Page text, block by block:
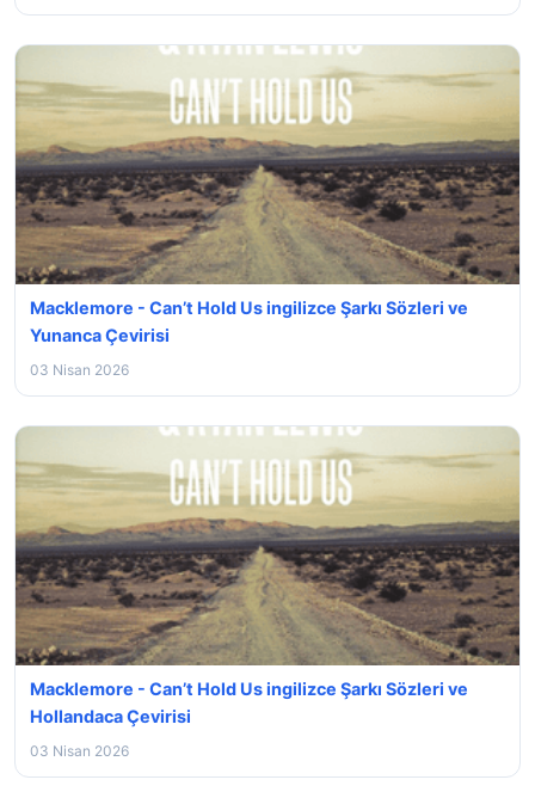
Macklemore - Can’t Hold Us ingilizce Şarkı Sözleri ve
Yunanca Çevirisi
03 Nisan 2026
Macklemore - Can’t Hold Us ingilizce Şarkı Sözleri ve
Hollandaca Çevirisi
03 Nisan 2026